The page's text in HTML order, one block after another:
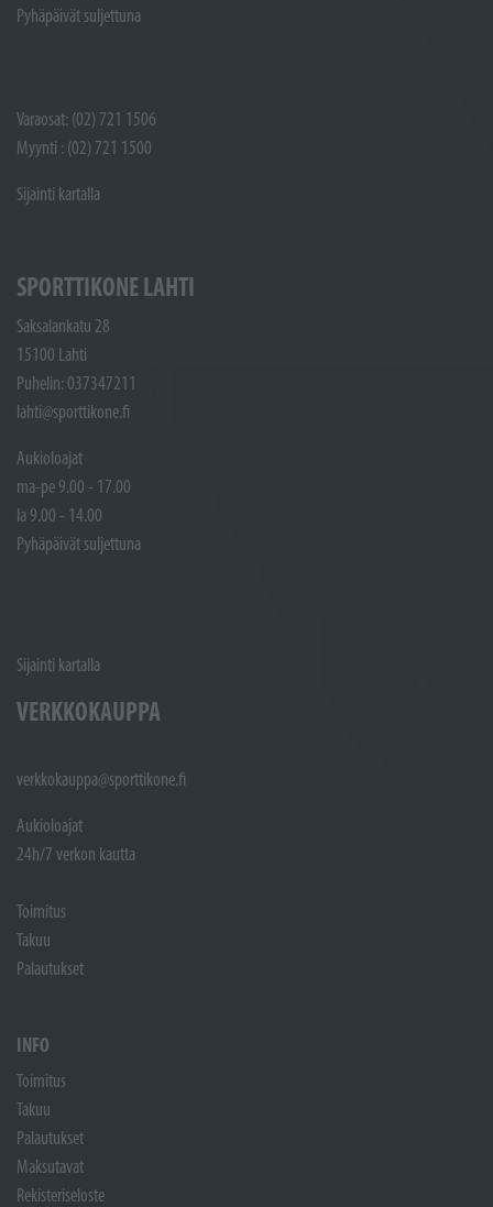
Pyhäpäivät suljettuna
Varaosat: (02) 721 1506
Myynti : (02) 721 1500
Sijainti kartalla
SPORTTIKONE LAHTI
Saksalankatu 28
15100 Lahti
Puhelin: 037347211
lahti@sporttikone.fi
Aukioloajat
ma-pe 9.00 - 17.00
la 9.00 - 14.00
Pyhäpäivät suljettuna
Sijainti kartalla
VERKKOKAUPPA
verkkokauppa@sporttikone.fi
Aukioloajat
24h/7 verkon kautta
Toimitus
Takuu
Palautukset
INFO
Toimitus
Takuu
Palautukset
Maksutavat
Rekisteriseloste